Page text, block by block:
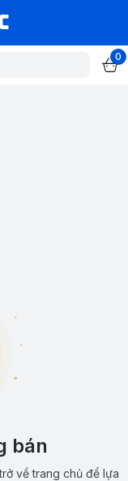
0
bán
về trang chủ để lựa